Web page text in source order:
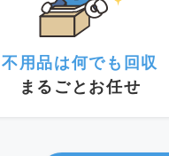
不用品は何でも回収
まるごとお任せ